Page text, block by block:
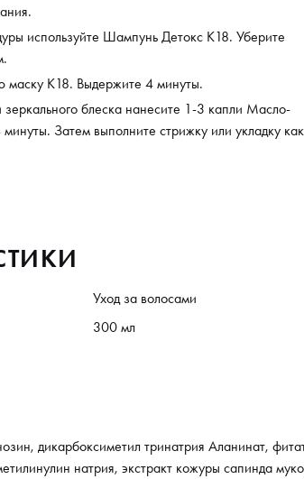
используйте Шампунь Детокс К18. Уберите
K18. Выдержите 4 минуты.
блеска нанесите 1-3 капли Масло-
Затем выполните стрижку или укладку как
Уход за волосами
300 мл
дикарбоксиметил тринатрия Аланинат,
натрия, экстракт кожуры сапинда